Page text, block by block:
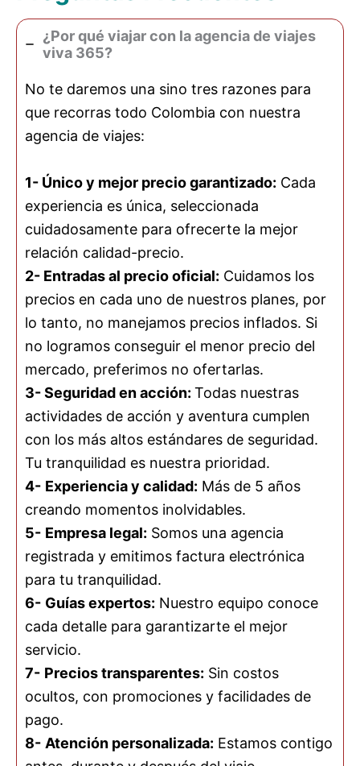
¿Por qué viajar con la agencia de viajes
viva 365?
No te daremos una sino tres razones para
que recorras todo Colombia con nuestra
agencia de viajes:
1- Único y mejor precio garantizado: Cada
experiencia es única, seleccionada
cuidadosamente para ofrecerte la mejor
relación calidad-precio.
2- Entradas al precio oficial: Cuidamos los
precios en cada uno de nuestros planes, por
lo tanto, no manejamos precios inflados. Si
no logramos conseguir el menor precio del
mercado, preferimos no ofertarlas.
3- Seguridad en acción: Todas nuestras
actividades de acción y aventura cumplen
con los más altos estándares de seguridad.
Tu tranquilidad es nuestra prioridad.
4- Experiencia y calidad: Más de 5 años
creando momentos inolvidables.
5- Empresa legal: Somos una agencia
registrada y emitimos factura electrónica
para tu tranquilidad.
6- Guías expertos: Nuestro equipo conoce
cada detalle para garantizarte el mejor
servicio.
7- Precios transparentes: Sin costos
ocultos, con promociones y facilidades de
pago.
8- Atención personalizada: Estamos contigo